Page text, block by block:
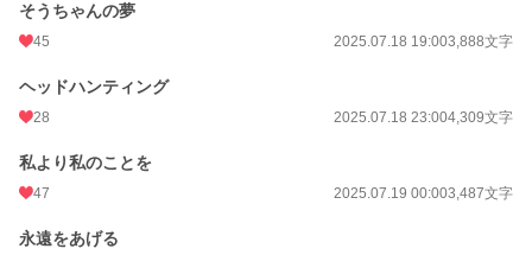
そうちゃんの夢
45 2025.07.18 19:003,888文字
ヘッドハンティング
28 2025.07.18 23:004,309文字
私より私のことを
47 2025.07.19 00:003,487文字
永遠をあげる